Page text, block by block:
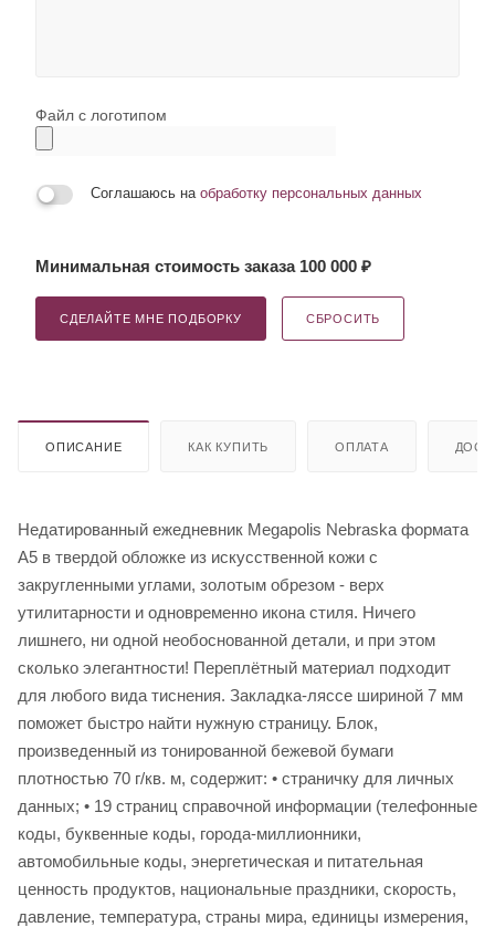
Файл с логотипом
Соглашаюсь на обработку персональных данных
Минимальная стоимость заказа 100 000 ₽
СДЕЛАЙТЕ МНЕ ПОДБОРКУ СБРОСИТЬ
ОПИСАНИЕ КАК КУПИТЬ ОПЛАТА
Недатированный ежедневник Megapolis Nebraska формата
А5 в твердой обложке из искусственной кожи с
закругленными углами, золотым обрезом - верх
утилитарности и одновременно икона стиля. Ничего
лишнего, ни одной необоснованной детали, и при этом
сколько элегантности! Переплётный материал подходит
для любого вида тиснения. Закладка-ляссе шириной 7 мм
поможет быстро найти нужную страницу. Блок,
произведенный из тонированной бежевой бумаги
плотностью 70 г/кв. м, содержит: • страничку для личных
данных; • 19 страниц справочной информации (телефонные
коды, буквенные коды, города-миллионники,
автомобильные коды, энергетическая и питательная
ценность продуктов, национальные праздники, скорость,
давление, температура, страны мира, единицы измерения,